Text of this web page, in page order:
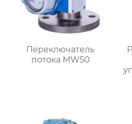
Переключатель
потока MW50